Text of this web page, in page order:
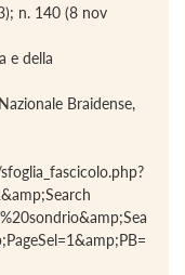
n. 140 (8 nov
e della
Braidense,